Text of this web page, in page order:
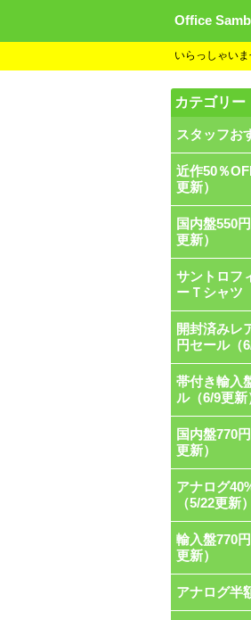
Office
いらっしゃい
カテゴリー
スタッフお
近作50％
更新）
国内盤550
更新）
サントロフ
ーＴシャツ
開封済みレ
円セール（
帯付き輸入
ル（6/9更新
国内盤770
更新）
アナログ
（5/22更新）
輸入盤770
更新）
アナログ半